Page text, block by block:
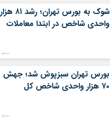
شوک به بورس تهران؛ رشد ۸۱ هزار
واحدی شاخص در ابتدا معاملات
بورس تهران سبزپوش شد؛ جهش
۷۰ هزار واحدی شاخص کل